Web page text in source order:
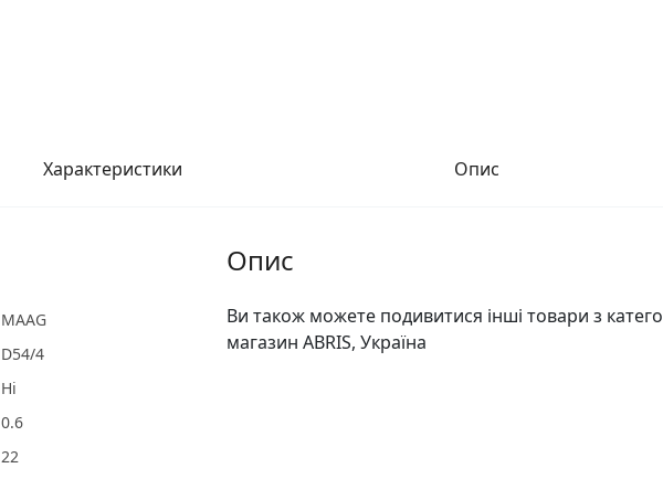
Характеристики Опис
MAAG
D54/4
Ні
0.6
22
Опис
Ви також можете подивитися інші товари з
магазин ABRIS, Україна